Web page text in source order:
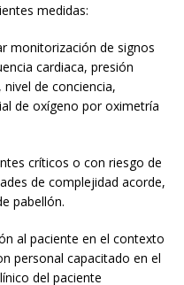
medidas:
monitorización de signos
cardiaca, presión
de conciencia,
de oxígeno por oximetría
críticos o con riesgo de
de complejidad acorde,
pabellón.
al paciente en el contexto
personal capacitado en el
del paciente